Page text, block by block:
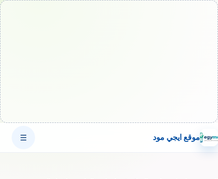
موقع ايجي مود ☰